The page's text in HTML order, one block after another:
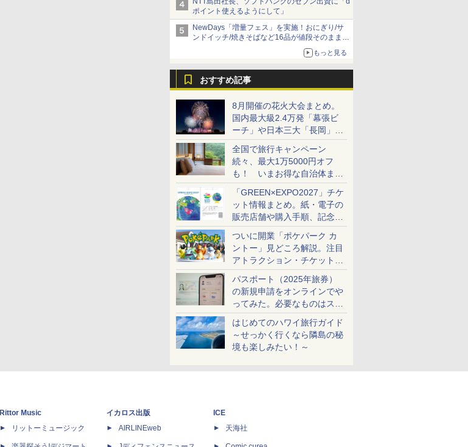
ポイント使えるようにして」
NewDays「増量フェス」を実施！おにぎり/サ
ンドイッチ/焼きそばなど16品が値段そのままで
もっと見る
おすすめ記事
8月開催の花火大会まとめ。
国内最大級2.4万発「幕張ビ
ーチ」や日本三大「長岡」な
ど大型イベント目白押し！
全国で旅行キャンペーン
続々、最大1万5000円オフ
も！ いまお得な自治体まと
め
「GREEN×EXPO2027」チケ
ット情報まとめ。紙・電子の
販売店舗や購入手順、記念チ
ケットも解説
ついに開業「ポケパーク カ
ントー」見どころ解説。注目
アトラクション・チケット手
配・来場前に必要な準備は？
パスポート（2025年旅券）
の新規申請をオンラインでや
ってみた。必要なものはスマ
ホとマイナカードのみ
はじめてのハワイ旅行ガイド
～せっかく行くなら隣島の秘
境も楽しみたい！～
Rittor Music
リットーミュージック
イカロス出版
AIRLINEweb
ICE
天海社